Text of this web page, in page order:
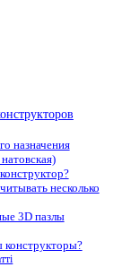
назначения
несколько
3D пазлы
конструкторы?